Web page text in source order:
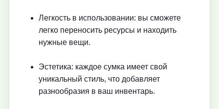
Легкость в использовании: вы сможете
легко переносить ресурсы и находить
нужные вещи.
Эстетика: каждое сумка имеет свой
уникальный стиль, что добавляет
разнообразия в ваш инвентарь.